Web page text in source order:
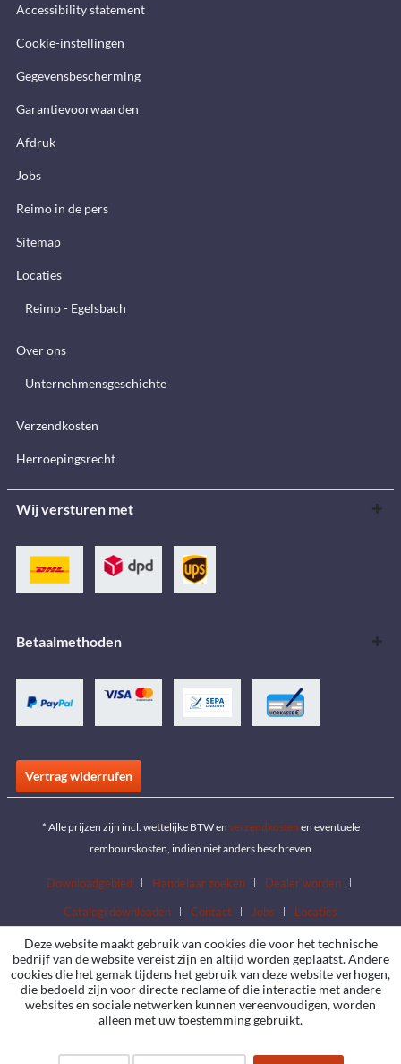
Accessibility statement
Cookie-instellingen
Gegevensbescherming
Garantievoorwaarden
Afdruk
Jobs
Reimo in de pers
Sitemap
Locaties
Reimo - Egelsbach
Over ons
Unternehmensgeschichte
Verzendkosten
Herroepingsrecht
Wij versturen met
Betaalmethoden
Vertrag widerrufen
* Alle prijzen zijn incl. wettelijke BTW en verzendkosten en eventuele
rembourskosten, indien niet anders beschreven
Downloadgebied Handelaar zoeken
Dealer worden
Catalogi downloaden
Contact Jobs Locaties
Deze website maakt gebruik van cookies die voor het technische
bedrijf van de website vereist zijn en altijd worden geplaatst. Andere
cookies die het gemak tijdens het gebruik van deze website verhogen,
die bedoeld zijn voor directe reclame of die interactie met andere
websites en sociale netwerken kunnen vereenvoudigen, worden
alleen met uw toestemming gebruikt.